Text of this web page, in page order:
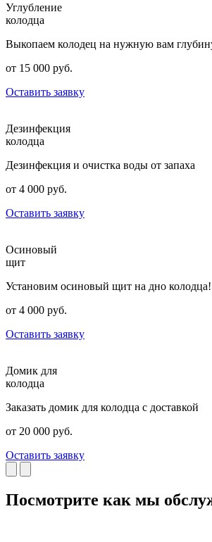
Углубление
колодца
Выкопаем колодец на нужную вам
от 15 000 руб.
Оставить заявку
Дезинфекция
колодца
Дезинфекция и очистка воды от запаха
от 4 000 руб.
Оставить заявку
Осиновый
щит
Установим осиновый щит на дно колодца!
от 4 000 руб.
Оставить заявку
Домик для
колодца
Заказать домик для колодца с доставкой
от 20 000 руб.
Оставить заявку
Посмотрите как мы